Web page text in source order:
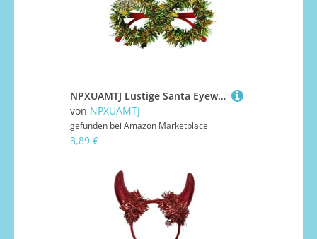
NPXUAMTJ Lustige Santa Eyewear Plastik Dekorative Brillen Urlaub Kostümpartys Lieferungen Für Erwachsene Gruppenereignis Cosplay Accessoires
von NPXUAMTJ
gefunden bei Amazon Marketplace
3,89 €